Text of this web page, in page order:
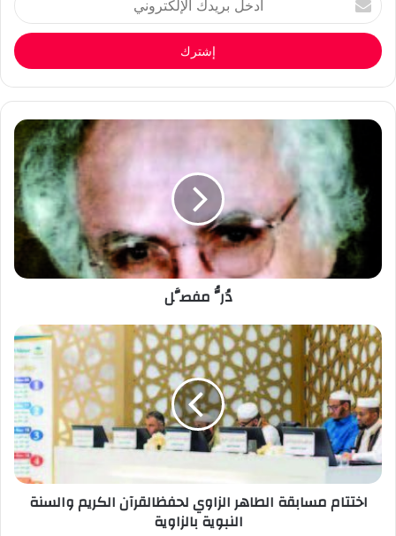
بريدك
الإلكتروني
دُرُّ مفصَّل
اختتام مسابقة الطاهر الزاوي لحفظالقرآن الكريم والسنة
النبوية بالزاوية